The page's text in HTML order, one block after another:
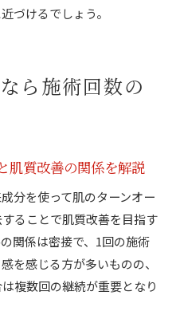
づけるでしょう。
ら施術回数の
肌質改善の関係を解説
分を使って肌のターンオー
ることで肌質改善を目指す
関係は密接で、1回の施術
を感じる方が多いものの、
複数回の継続が重要となり